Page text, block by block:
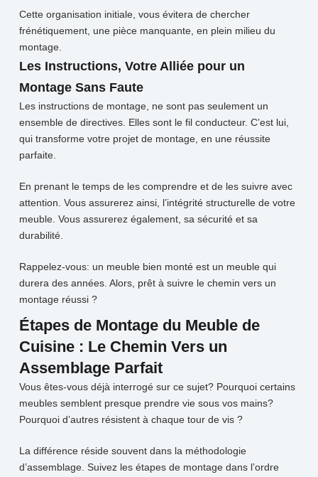
Cette organisation initiale, vous évitera de chercher
frénétiquement, une pièce manquante, en plein milieu du
montage.
Les Instructions, Votre Alliée pour un
Montage Sans Faute
Les instructions de montage, ne sont pas seulement un
ensemble de directives. Elles sont le fil conducteur. C’est lui,
qui transforme votre projet de montage, en une réussite
parfaite.
En prenant le temps de les comprendre et de les suivre avec
attention. Vous assurerezainsi, l’intégrité structurelle de votre
meuble. Vous assurerez également, sa sécurité et sa
durabilité.
Rappelez-vous: un meuble bien monté est un meuble qui
durera des années. Alors, prêt à suivre le chemin vers un
montage réussi ?
Étapes de Montage du Meuble de
Cuisine : Le Chemin Vers un
Assemblage Parfait
Vous êtes-vous déjà interrogé sur ce sujet? Pourquoi certains
meubles semblent presque prendre vie sous vos mains?
Pourquoi d’autres résistent à chaque tour de vis ?
La différence réside souvent dans la méthodologie
d’assemblage. Suivez les étapes de montage dans l’ordre